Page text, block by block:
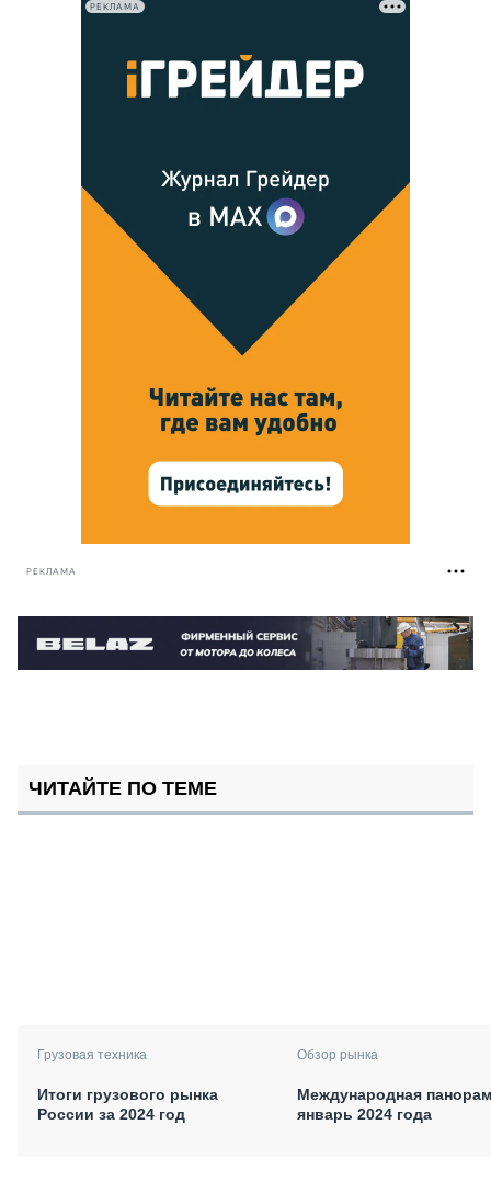
РЕКЛАМА
РЕКЛАМА
ЧИТАЙТЕ ПО ТЕМЕ
Грузовая техника
Итоги грузового рынка
России за 2024 год
Обзор рынка
Международная
январь 2024 года